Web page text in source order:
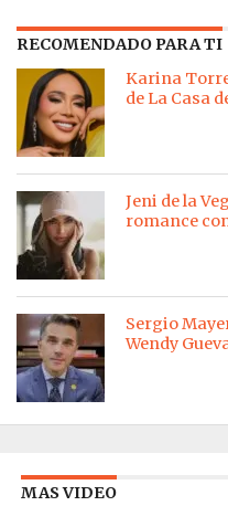
RECOMENDADO PARA TI
Karina
de La Casa
Jeni de la
romance
Sergio
Wendy
MAS VIDEO